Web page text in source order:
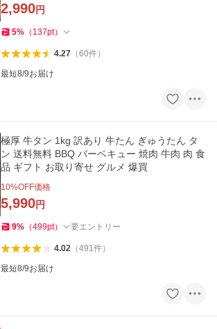
2,990円
5% （ 137pt）
4.27（60件）
最短8/9お届け
極厚 牛タン 1kg 訳あり 牛たん ぎゅうたん タ
ン 送料無料 BBQ バーベキュー 焼肉 牛肉 肉 食
品 ギフト お取り寄せ グルメ 爆買
10%OFF価格
5,990円
9% （499pt） 要エントリー
4.02（491件）
最短8/9お届け